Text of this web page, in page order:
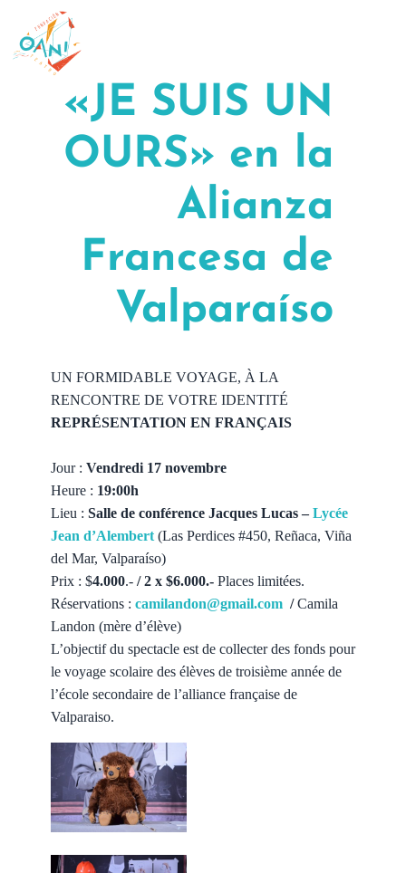
contenido
«JE SUIS UN
OURS» en la
Alianza
Francesa de
Valparaíso
UN FORMIDABLE VOYAGE, À LA
RENCONTRE DE VOTRE IDENTITÉ
REPRÉSENTATION EN FRANÇAIS
Jour : Vendredi 17 novembre
Heure : 19:00h
Lieu : Salle de conférence Jacques Lucas –Lycée
Jean d’Alembert (Las Perdices #450, Reñaca, Viña
del Mar, Valparaíso)
Prix : $4.000.- / 2 x $6.000.- Places limitées.
Réservations : camilandon@gmail.com /Camila
Landon (mère d’élève)
L’objectif du spectacle est de collecter des fonds pour
le voyage scolaire des élèves de troisième année de
l’école secondaire de l’alliance française de
Valparaiso.